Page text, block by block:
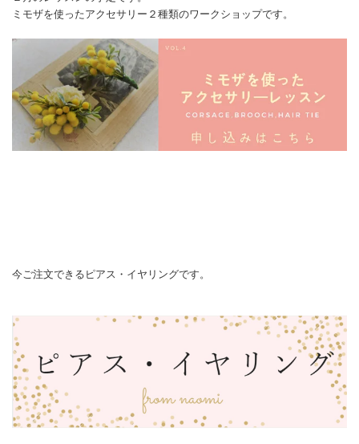
ミモザを使ったアクセサリー２種類のワークショップです。
今ご注文できるピアス・イヤリングです。